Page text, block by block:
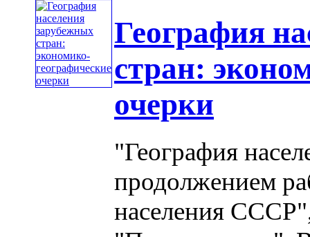
География
стран:
очерки
"География
продолжением
населения